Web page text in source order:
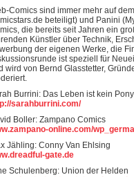
Comics sind immer mehr auf
beteiligt) und Panini
die bereits seit Jahren ein
Künstler über Technik,
der eigenen Werke, die
ist speziell für
wird von Bernd Glasstetter,
Burrini: Das Leben ist kein
sarahburrini.com/
Boller: Zampano Comics
online.com/
Jähling: Conny Van Ehlsing
gate.de
Schulenberg: Union der Helden